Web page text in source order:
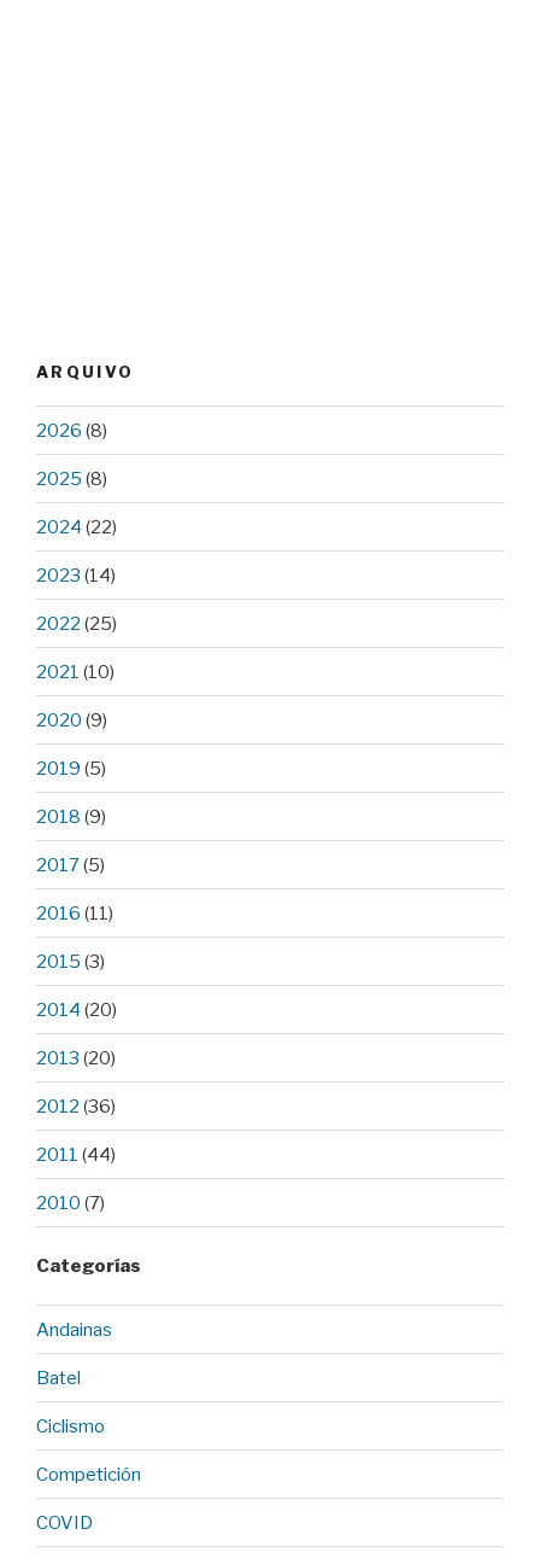
ARQUIVO
2026 (8)
2025 (8)
2024 (22)
2023 (14)
2022 (25)
2021 (10)
2020 (9)
2019 (5)
2018 (9)
2017(5)
2016 (11)
2015 (3)
2014 (20)
2013 (20)
2012 (36)
2011 (44)
2010 (7)
Categorías
Andainas
Batel
Ciclismo
Competición
COVID